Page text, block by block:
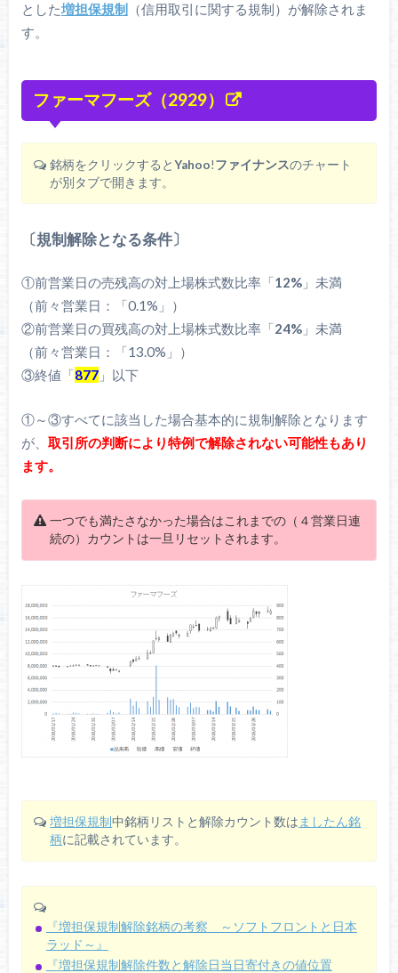
とした増担保規制（信用取引に関する規制）が解除されま
す。
ファーマフーズ（2929）
銘柄をクリックするとYahoo!ファイナンスのチャート
が別タブで開きます。
〔規制解除となる条件〕
①前営業日の売残高の対上場株式数比率「12%」未満
（前々営業日：「0.1%」）
②前営業日の買残高の対上場株式数比率「24%」未満
（前々営業日：「13.0%」）
③終値「877」以下
①～③すべてに該当した場合基本的に規制解除となります
が、 取引所の判断により特例で解除されない可能性もあり
ます。
一つでも満たさなかった場合はこれまでの（４営業日連
続の）カウントは一旦リセットされます。
増担保規制中銘柄リストと解除カウント数は ましたん銘
柄に記載されています。
『増担保規制解除銘柄の考察 ～ソフトフロントと日本
ラッド～』
『増担保規制解除件数と解除日当日寄付きの値位置